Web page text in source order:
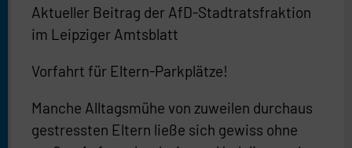
Aktueller Beitrag der AfD-Stadtratsfraktion
im Leipziger Amtsblatt
Vorfahrt für Eltern-Parkplätze!
Manche Alltagsmühe von zuweilen durchaus
gestressten Eltern ließe sich gewiss ohne